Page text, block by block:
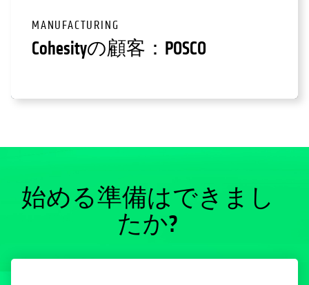
MANUFACTURING
Cohesityの顧客：POSCO
始める準備はできまし
たか?